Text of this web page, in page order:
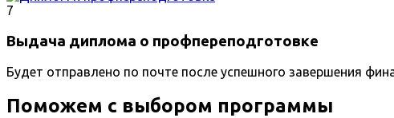
7
Выдача диплома о профпереподготовке
Будет отправлено по почте после успешного завершения
Поможем с выбором программы